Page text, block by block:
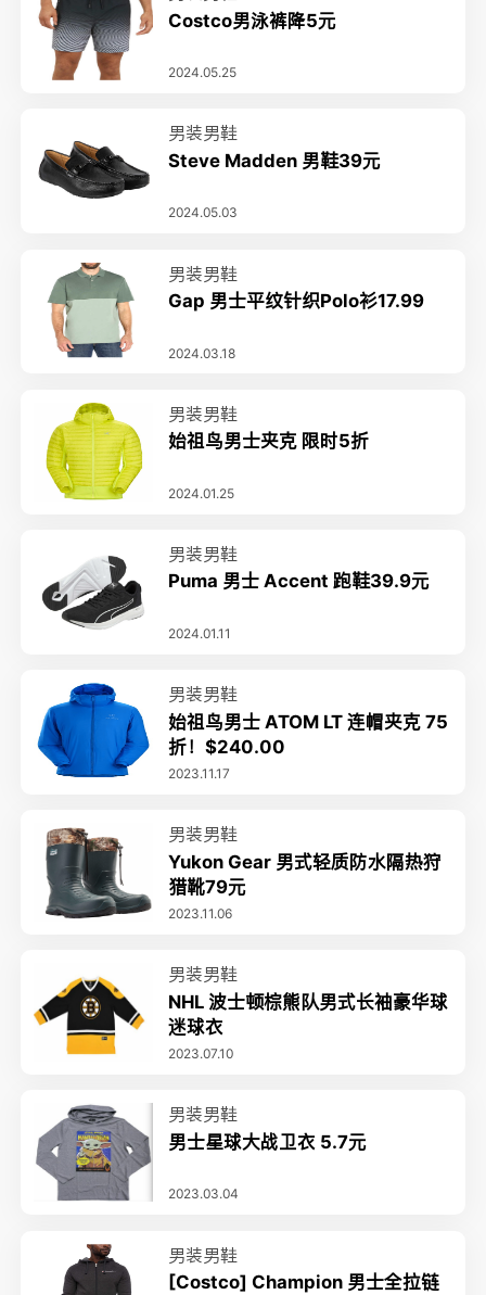
Costco男泳裤降5元
2024.05.25
男装男鞋
Steve Madden 男鞋39元
2024.05.03
男装男鞋
Gap 男士平纹针织Polo衫17.99
2024.03.18
男装男鞋
始祖鸟男士夹克 限时5折
2024.01.25
男装男鞋
Puma 男士 Accent 跑鞋39.9元
2024.01.11
男装男鞋
始祖鸟男士 ATOM LT 连帽夹克 75
折！$240.00
2023.11.17
男装男鞋
Yukon Gear 男式轻质防水隔热狩
猎靴79元
2023.11.06
男装男鞋
NHL 波士顿棕熊队男式长袖豪华球
迷球衣
2023.07.10
男装男鞋
男士星球大战卫衣 5.7元
2023.03.04
男装男鞋
[Costco] Champion 男士全拉链